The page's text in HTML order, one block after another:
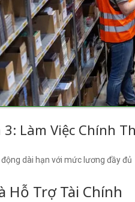
Làm Việc Chính
động dài hạn với mức lương đầy đủ
Hỗ Trợ Tài Chính